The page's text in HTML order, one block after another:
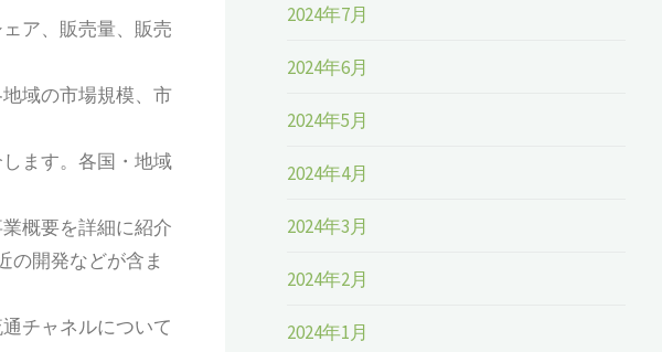
ア、販売量、販売
域の市場規模、市
ます。各国・地域
概要を詳細に紹介
の開発などが含ま
チャネルについて
2024年7月
2024年6月
2024年5月
2024年4月
2024年3月
2024年2月
2024年1月